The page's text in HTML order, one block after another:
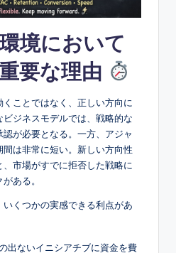
境において
要な理由
ことではなく、正しい方向に
ジネスモデルでは、戦略的な
が必要となる。一方、アジャ
は非常に短い。新しい方向性
市場がすでに拒否した戦略に
ある。
くつかの実感できる利点があ
出ないイニシアチブに資金を費